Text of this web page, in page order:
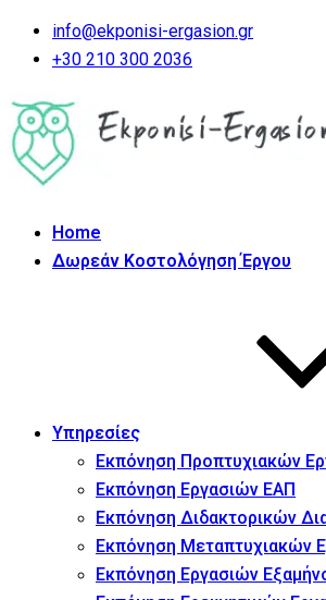
info@ekponisi-ergasion.gr
+30 210 300 2036
Home
Δωρεάν Κοστολόγηση Έργου
Υπηρεσίες
Εκπόνηση Προπτυχιακών
Εκπόνηση Εργασιών ΕΑΠ
Εκπόνηση Διδακτορικών
Εκπόνηση Μεταπτυχιακών
Εκπόνηση Εργασιών